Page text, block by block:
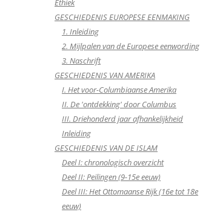
Ethiek
GESCHIEDENIS EUROPESE EENMAKING
1. Inleiding
2. Mijlpalen van de Europese eenwording
3. Naschrift
GESCHIEDENIS VAN AMERIKA
I. Het voor-Columbiaanse Amerika
II. De 'ontdekking' door Columbus
III. Driehonderd jaar afhankelijkheid
Inleiding
GESCHIEDENIS VAN DE ISLAM
Deel I: chronologisch overzicht
Deel II: Peilingen (9-15e eeuw)
Deel III: Het Ottomaanse Rijk (16e tot 18e
eeuw)